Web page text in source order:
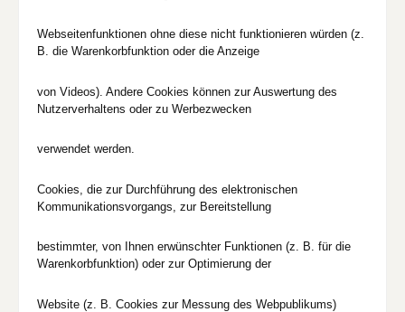
Webseitenfunktionen ohne diese nicht funktionieren würden (z.
B. die Warenkorbfunktion oder die Anzeige
von Videos). Andere Cookies können zur Auswertung des
Nutzerverhaltens oder zu Werbezwecken
verwendet werden.
Cookies, die zur Durchführung des elektronischen
Kommunikationsvorgangs, zur Bereitstellung
bestimmter, von Ihnen erwünschter Funktionen (z. B. für die
Warenkorbfunktion) oder zur Optimierung der
Website (z. B. Cookies zur Messung des Webpublikums)